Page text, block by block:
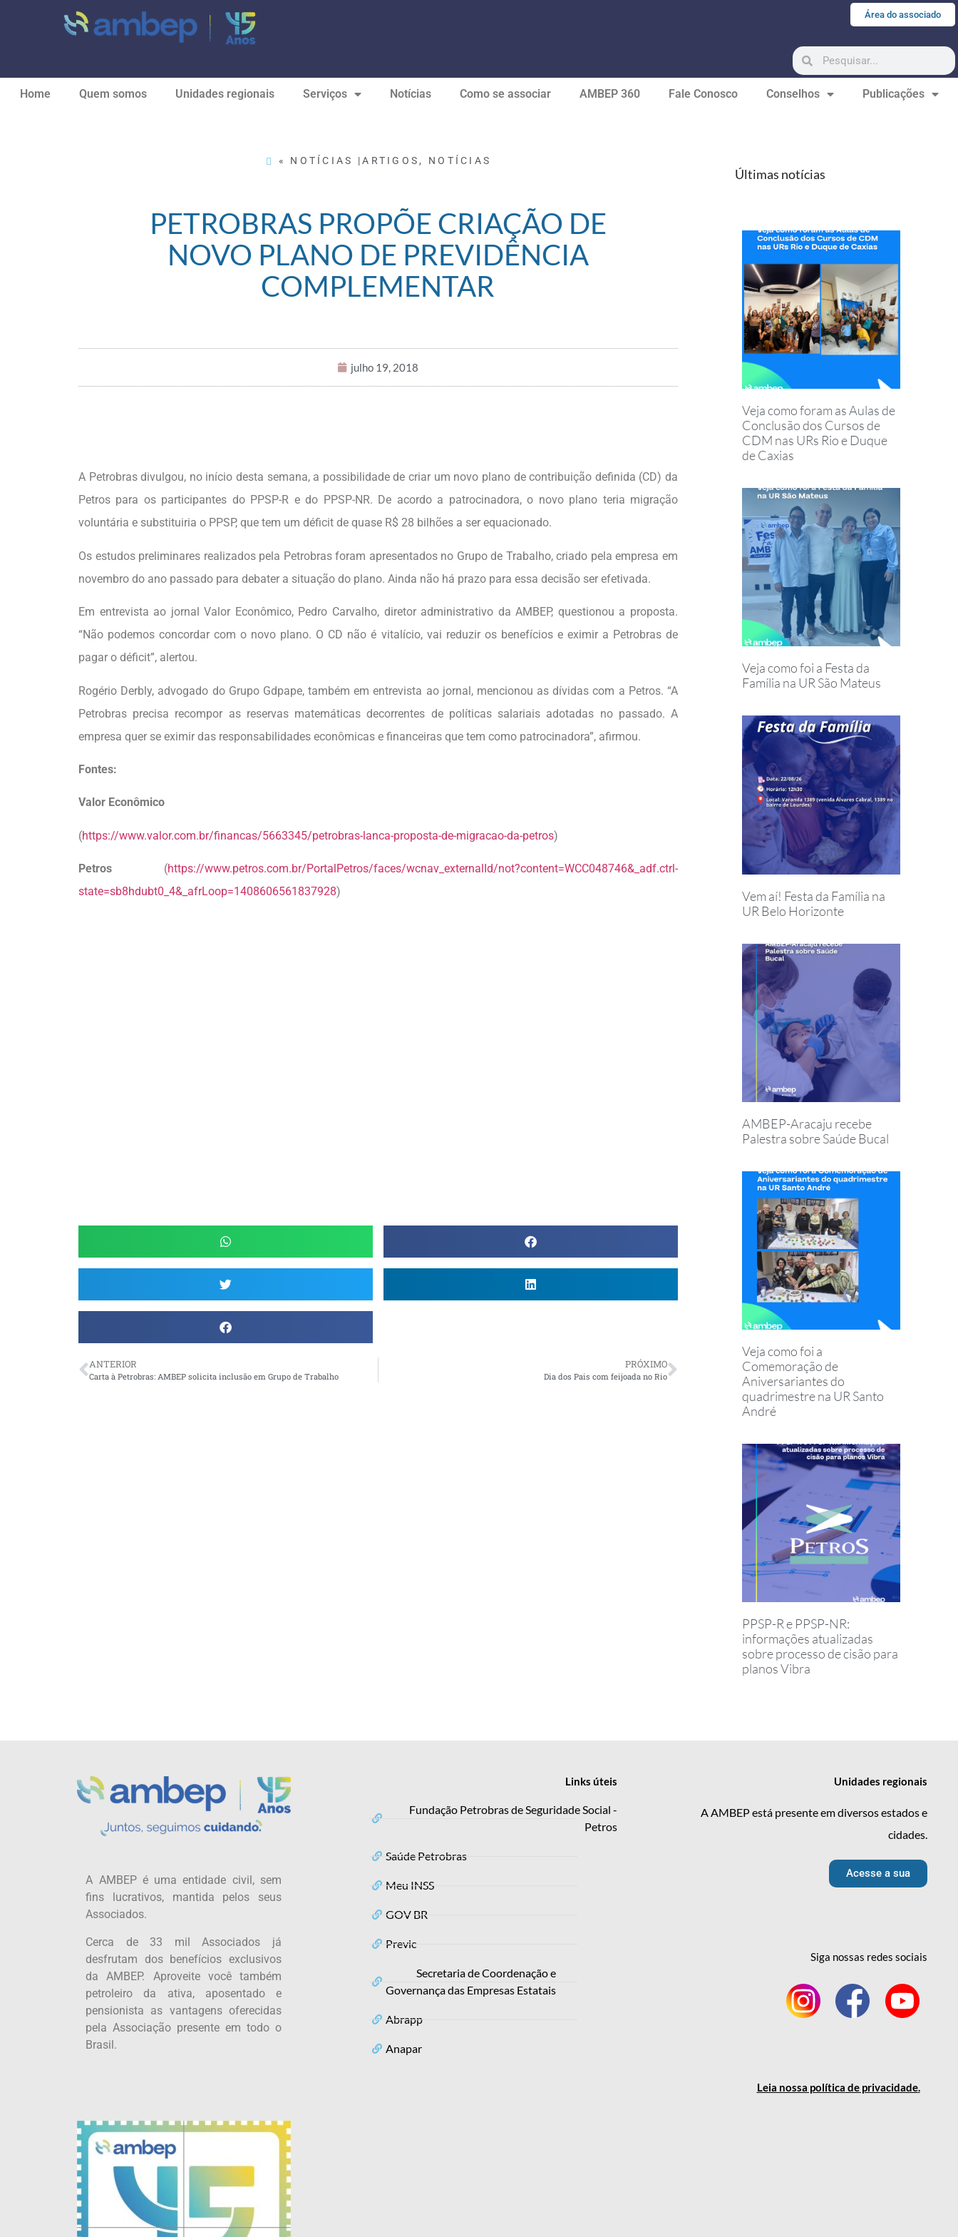
Área do associado
Home Quem somos Unidades regionais Serviços Notícias Como se associar AMBEP 360 Fale Conosco Conselhos Publicações
« NOTÍCIAS |ARTIGOS , NOTÍCIAS
PETROBRAS PROPÕE CRIAÇÃO DE
NOVO PLANO DE PREVIDÊNCIA
COMPLEMENTAR
julho 19, 2018
A Petrobras divulgou, no início desta semana, a possibilidade de criar um novo plano de contribuição definida (CD) da
Petros para os participantes do PPSP-R e do PPSP-NR. De acordo a patrocinadora, o novo plano teria migração
voluntária e substituiria o PPSP, que tem um déficit de quase R$ 28 bilhões a ser equacionado.
Os estudos preliminares realizados pela Petrobras foram apresentados no Grupo de Trabalho, criado pela empresa em
novembro do ano passado para debater a situação do plano. Ainda não há prazo para essa decisão ser efetivada.
Em entrevista ao jornal Valor Econômico, Pedro Carvalho, diretor administrativo da AMBEP, questionou a proposta.
“Não podemos concordar com o novo plano. O CD não é vitalício, vai reduzir os benefícios e eximir a Petrobras de
pagar o déficit”, alertou.
Rogério Derbly, advogado do Grupo Gdpape, também em entrevista ao jornal, mencionou as dívidas com a Petros. “A
Petrobras precisa recompor as reservas matemáticas decorrentes de políticas salariais adotadas no passado. A
empresa quer se eximir das responsabilidades econômicas e financeiras que tem como patrocinadora”, afirmou.
Fontes:
Valor Econômico
(https://www.valor.com.br/financas/5663345/petrobras-lanca-proposta-de-migracao-da-petros)
Petros (https://www.petros.com.br/PortalPetros/faces/wcnav_externalId/not?content=WCC048746&_adf.ctrl-
state=sb8hdubt0_4&_afrLoop=1408606561837928)
ANTERIOR
Carta à Petrobras: AMBEP solicita inclusão em Grupo de Trabalho
PRÓXIMO
Dia dos Pais com feijoada no Rio
Últimas notícias
Veja como foram as Aulas de
Conclusão dos Cursos de
CDM nas URs Rio e Duque
de Caxias
Veja como foi a Festa da
Família na UR São Mateus
Vem aí! Festa da Família na
UR Belo Horizonte
AMBEP-Aracaju recebe
Palestra sobre Saúde Bucal
Veja como foi a
Comemoração de
Aniversariantes do
quadrimestre na UR Santo
André
PPSP-R e PPSP-NR:
informações atualizadas
sobre processo de cisão para
planos Vibra
A AMBEP é uma entidade civil, sem
fins lucrativos, mantida pelos seus
Associados.
Cerca de 33 mil Associados já
desfrutam dos benefícios exclusivos
da AMBEP. Aproveite você também
petroleiro da ativa, aposentado e
pensionista as vantagens oferecidas
pela Associação presente em todo o
Brasil.
Links úteis
Fundação Petrobras de Seguridade Social -
Petros
Saúde Petrobras
Meu INSS
GOV BR
Previc
Secretaria de Coordenação e
Governança das Empresas Estatais
Abrapp
Anapar
Unidades regionais
A AMBEP está presente em diversos estados e
cidades.
Acesse a sua
Siga nossas redes sociais
Leia nossa política de privacidade.